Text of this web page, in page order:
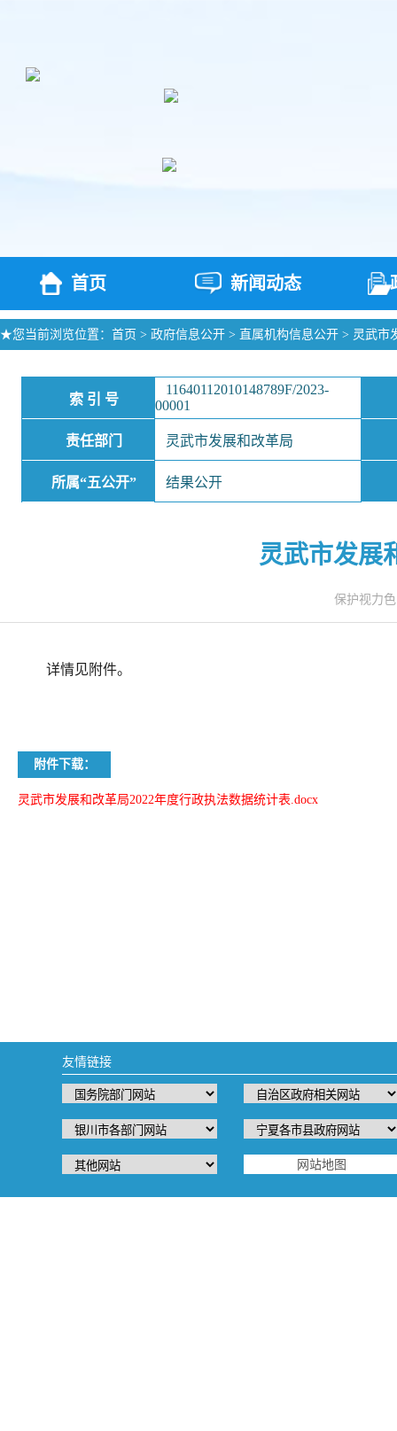
首页 新闻动态
★您当前浏览位置： 首页 > 政府信息公开 > 直属机构信息公开 > 灵武市
索 引 号
11640112010148789F/2023-
00001
责任部门 灵武市发展和改革局
所属“五公开” 结果公开
灵武市发展
保护视力
详情见附件。
附件下载：
灵武市发展和改革局2022年度行政执法数据统计表.docx
友情链接
网站地图